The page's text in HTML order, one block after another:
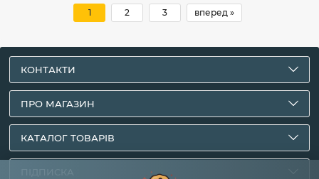
1 2 3 вперед »
КОНТАКТИ
ПРО МАГАЗИН
КАТАЛОГ ТОВАРІВ